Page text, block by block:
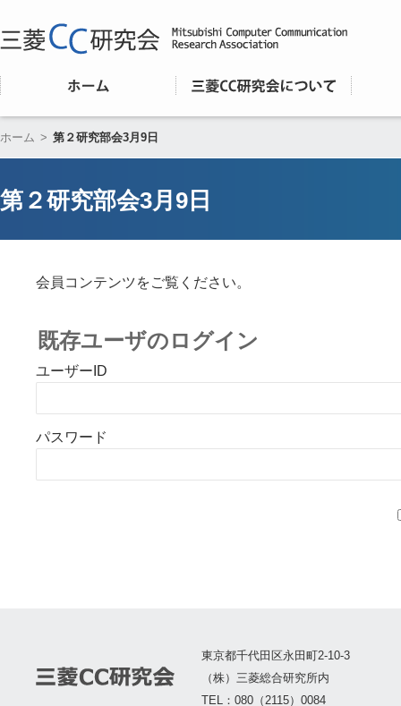
ホーム > 第２研究部会3月9日
第２研究部会3月9日
会員コンテンツをご覧ください。
既存ユーザのログイン
ユーザーID
パスワード
東京都千代田区永田町2-10-3
（株）三菱総合研究所内
TEL：080（2115）0084